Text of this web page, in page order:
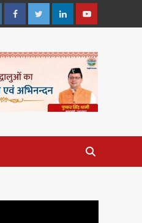
FacebookTwitterLinkedinYoutube